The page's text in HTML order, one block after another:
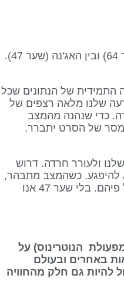
שער זה הוא חלק מערוץ ההפשטה, עיצוב של פעילות מנטלית ובהירות, שמחבר בין מרכז הראש (שער 64) ובין האג'נה (שער 47).
היא חלק מהתהליך של שער 64 להבין את הזרימה התמידית של הנתונים שכל
התודעה שלנו מלאה רצפים של
כדי שנהנה מהמצב
של הסרט יתברר.
ולעורר חרדה. דרוש
להיפגע. כשהמצב מתבהר,
עלול להיות מפתה להגיב בדרך כלשהי, אבל ה- אההה- האלה הם כדי לחלוק אותם, לא כדי לפעול על פיהם. בלי שער 47 אנו
את ההשפעה שיש לשמש (70% מפעולת הנוטרינוס) על
באחרים ובעולם
להיות גם חלק מהחוויה